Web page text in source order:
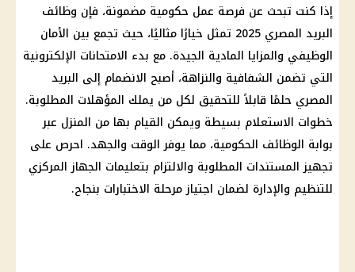
إذا كنت تبحث عن فرصة عمل حكومية مضمونة، فإن وظائف
البريد المصري 2025 تمثل خيارًا مثاليًا، حيث تجمع بين الأمان
الوظيفي والمزايا المادية الجيدة. مع بدء الامتحانات الإلكترونية
التي تضمن الشفافية والنزاهة، أصبح الانضمام إلى البريد
المصري حلمًا قابلاً للتحقيق لكل من يملك المؤهلات المطلوبة.
خطوات الاستعلام بسيطة ويمكن القيام بها من المنزل عبر
بوابة الوظائف الحكومية، مما يوفر الوقت والجهد. احرص على
تجهيز المستندات المطلوبة والالتزام بتعليمات الجهاز المركزي
للتنظيم والإدارة لضمان اجتياز مرحلة الاختبارات بنجاح.